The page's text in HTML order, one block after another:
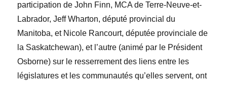
participation deJohn Finn, MCA de Terre-Neuve-et-
Labrador,Jeff Wharton, député provincial du
Manitoba, et Nicole Rancourt, députée provinciale de
la Saskatchewan), et l’autre (animé par le Président
Osborne) sur le resserrement des liens entre les
législatures et les communautés qu’elles servent, ont